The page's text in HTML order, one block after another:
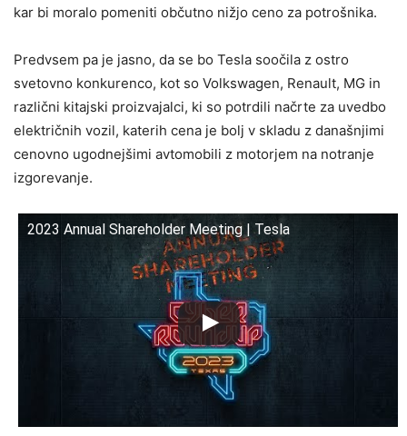
kar bi moralo pomeniti občutno nižjo ceno za potrošnika.
Predvsem pa je jasno, da se bo Tesla soočila z ostro
svetovno konkurenco, kot so Volkswagen, Renault, MG in
različni kitajski proizvajalci, ki so potrdili načrte za uvedbo
električnih vozil, katerih cena je bolj v skladu z današnjimi
cenovno ugodnejšimi avtomobili z motorjem na notranje
izgorevanje.
2023 Annual Shareholder Meeting | Tesla